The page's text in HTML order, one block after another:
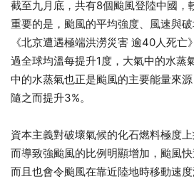
截至九月底，共有8個颱風登陸中國，
重要的是，颱風的平均強度、風速與
《北京遭遇極端洪澇災害 逾40人死亡
過全球均溫每提升1度，大氣中的水蒸
中的水蒸氣也正是颱風的主要能量來
隨之而提升3%。
資本主義對破壞氣候的化石燃料極度
而導致強颱風的比例明顯增加，颱風
而且也會令颱風在靠近陸地時移動速